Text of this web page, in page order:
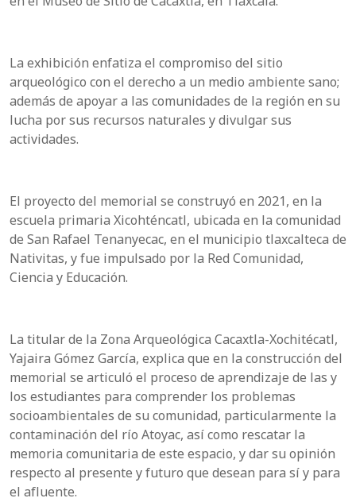
La exhibición enfatiza el compromiso del sitio
arqueológico con el derecho a un medio ambiente sano;
además de apoyar a las comunidades de la región en su
lucha por sus recursos naturales y divulgar sus
actividades.
El proyecto del memorial se construyó en 2021, en la
escuela primaria Xicohténcatl, ubicada en la comunidad
de San Rafael Tenanyecac, en el municipio tlaxcalteca de
Nativitas, y fue impulsado por la Red Comunidad,
Ciencia y Educación.
La titular de la Zona Arqueológica Cacaxtla-Xochitécatl,
Yajaira Gómez García, explica que en la construcción del
memorial se articuló el proceso de aprendizaje de las y
los estudiantes para comprender los problemas
socioambientales de su comunidad, particularmente la
contaminación del río Atoyac, así como rescatar la
memoria comunitaria de este espacio, y dar su opinión
respecto al presente y futuro que desean para sí y para
el afluente.